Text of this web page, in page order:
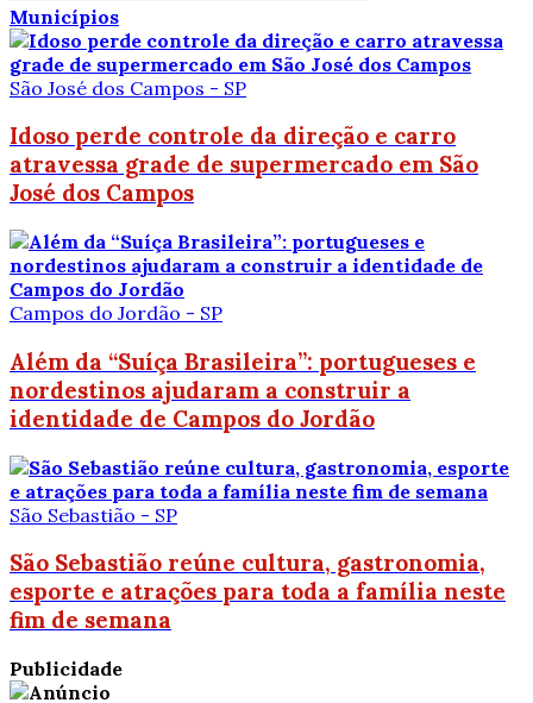
Municípios
São José dos Campos - SP
Idoso perde controle da direção e carro
atravessa grade de supermercado em São
José dos Campos
Campos do Jordão - SP
Além da “Suíça Brasileira”: portugueses e
nordestinos ajudaram a construir a
identidade de Campos do Jordão
São Sebastião - SP
São Sebastião reúne cultura, gastronomia,
esporte e atrações para toda a família neste
fim de semana
Publicidade